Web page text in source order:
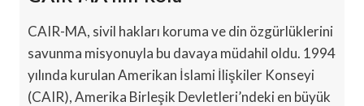
CAIR-MA, sivil hakları koruma ve din özgürlüklerini
savunma misyonuyla bu davaya müdahil oldu. 1994
yılında kurulan Amerikan İslami İlişkiler Konseyi
(CAIR), Amerika Birleşik Devletleri’ndeki en büyük